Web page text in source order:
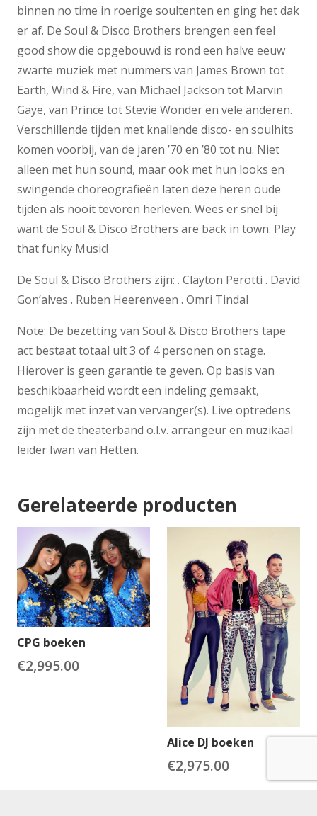
binnen no time in roerige soultenten en ging het dak
er af. De Soul & Disco Brothers brengen een feel
good show die opgebouwd is rond een halve eeuw
zwarte muziek met nummers van James Brown tot
Earth, Wind & Fire, van Michael Jackson tot Marvin
Gaye, van Prince tot Stevie Wonder en vele anderen.
Verschillende tijden met knallende disco- en soulhits
komen voorbij, van de jaren ’70 en ’80 tot nu. Niet
alleen met hun sound, maar ook met hun looks en
swingende choreografieën laten deze heren oude
tijden als nooit tevoren herleven. Wees er snel bij
want de Soul & Disco Brothers are back in town. Play
that funky Music!
De Soul & Disco Brothers zijn: . Clayton Perotti . David
Gon’alves . Ruben Heerenveen . Omri Tindal
Note: De bezetting van Soul & Disco Brothers tape
act bestaat totaal uit 3 of 4 personen on stage.
Hierover is geen garantie te geven. Op basis van
beschikbaarheid wordt een indeling gemaakt,
mogelijk met inzet van vervanger(s). Live optredens
zijn met de theaterband o.l.v. arrangeur en muzikaal
leider Iwan van Hetten.
Gerelateerde producten
CPG boeken
€2,995.00
Alice DJ boeken
€2,975.00